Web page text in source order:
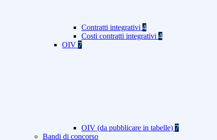
Contratti integrativi 4
Costi contratti integrativi 4
OIV 7
OIV (da pubblicare in tabelle) 7
Bandi di concorso